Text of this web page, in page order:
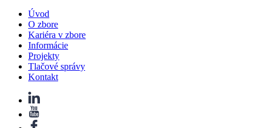
Úvod
O zbore
Kariéra v zbore
Informácie
Projekty
Tlačové správy
Kontakt